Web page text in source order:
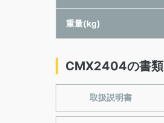
重量(kg)
CMX2404の書類
取扱説明書